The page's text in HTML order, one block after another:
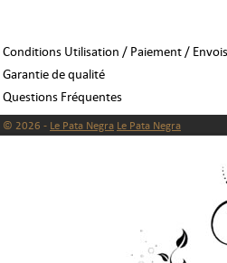
Conditions Utilisation / Paiement /
Garantie de qualité
Questions Fréquentes
© 2026 - Le Pata Negra Le Pata Negra